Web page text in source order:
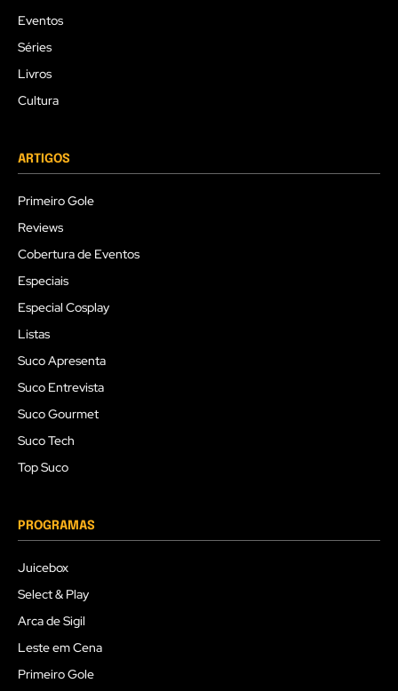
Eventos
Séries
Livros
Cultura
ARTIGOS
Primeiro Gole
Reviews
Cobertura de Eventos
Especiais
Especial Cosplay
Listas
Suco Apresenta
Suco Entrevista
Suco Gourmet
Suco Tech
Top Suco
PROGRAMAS
Juicebox
Select & Play
Arca de Sigil
Leste em Cena
Primeiro Gole